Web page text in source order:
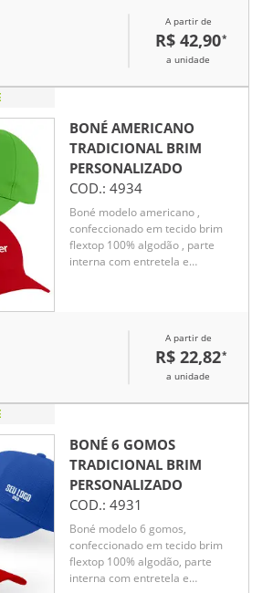
A partir de
R$ 42,90*
a unidade
BONÉ AMERICANO
TRADICIONAL BRIM
PERSONALIZADO
COD.: 4934
Boné modelo americano ,
confeccionado em tecido brim
flextop 100% algodão , parte
interna com entretela e
A partir de
R$ 22,82*
a unidade
BONÉ 6 GOMOS
TRADICIONAL BRIM
PERSONALIZADO
COD.: 4931
Boné modelo 6 gomos,
confeccionado em tecido brim
flextop 100% algodão, parte
interna com entretela e